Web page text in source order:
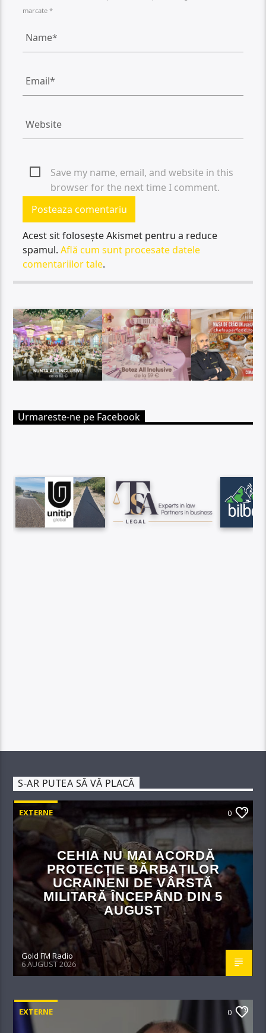
marcate *
Save my name, email, and website in this
browser for the next time I comment.
Acest sit folosește Akismet pentru a reduce
spamul.Află cum sunt procesate datele
comentariilor tale.
Urmareste-ne pe Facebook
S-AR PUTEA SĂ VĂ PLACĂ
EXTERNE 0
CEHIA NU MAI ACORDĂ
PROTECȚIE BĂRBAȚILOR
UCRAINENI DE VÂRSTĂ
MILITARĂ ÎNCEPÂND DIN 5
AUGUST
Gold FM Radio
6 AUGUST 2026
EXTERNE 0